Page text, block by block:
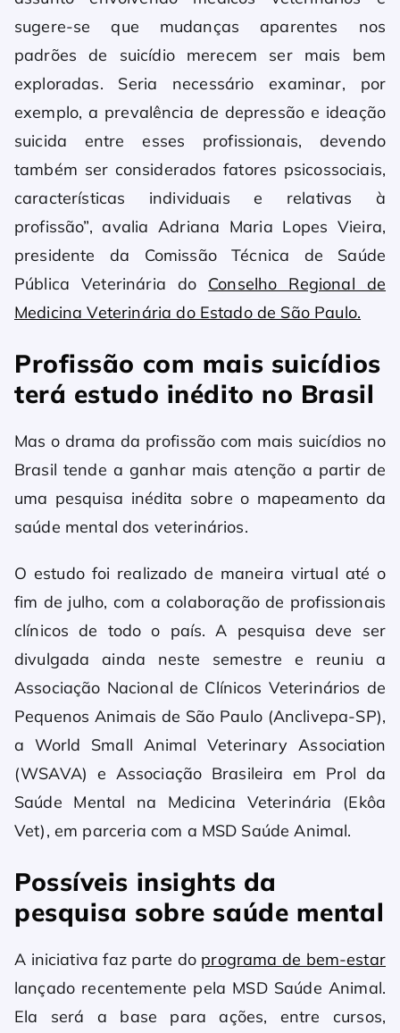
sugere-se que mudanças aparentes nos
padrões de suicídio merecem ser mais bem
exploradas. Seria necessário examinar, por
exemplo, a prevalência de depressão e ideação
suicida entre esses profissionais, devendo
também ser considerados fatores psicossociais,
características individuais e relativas à
profissão”, avalia Adriana Maria Lopes Vieira,
presidente da Comissão Técnica de Saúde
Pública Veterinária do Conselho Regional de
Medicina Veterinária do Estado de São Paulo.
Profissão com mais suicídios
terá estudo inédito no Brasil
Mas o drama da profissão com mais suicídios no
Brasil tende a ganhar mais atenção a partir de
uma pesquisa inédita sobre o mapeamento da
saúde mental dos veterinários.
O estudo foi realizado de maneira virtual até o
fim de julho, com a colaboração de profissionais
clínicos de todo o país. A pesquisa deve ser
divulgada ainda neste semestre e reuniu a
Associação Nacional de Clínicos Veterinários de
Pequenos Animais de São Paulo (Anclivepa-SP),
a World Small Animal Veterinary Association
(WSAVA) e Associação Brasileira em Prol da
Saúde Mental na Medicina Veterinária (Ekôa
Vet), em parceria com a MSD Saúde Animal.
Possíveis insights da
pesquisa sobre saúde mental
A iniciativa faz parte do programa de bem-estar
lançado recentemente pela MSD Saúde Animal.
Ela será a base para ações, entre cursos,